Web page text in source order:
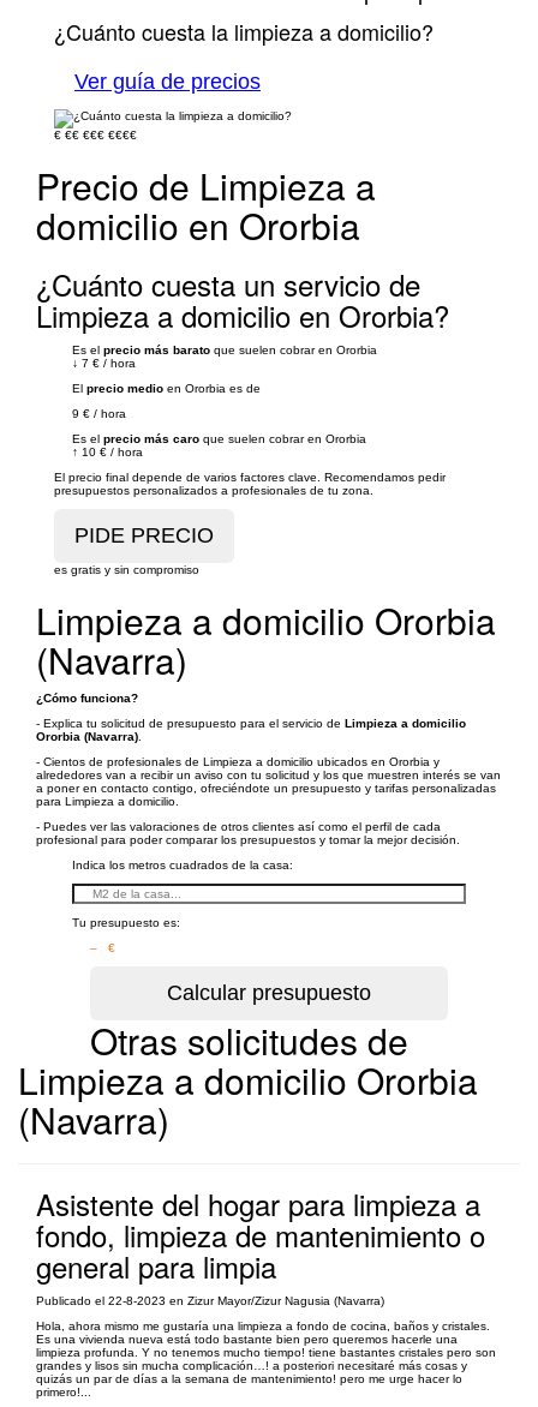
¿Cuánto cuesta la limpieza a domicilio?
Ver guía de precios
€ €€ €€€ €€€€
Precio de Limpieza a
domicilio en Ororbia
¿Cuánto cuesta un servicio de
Limpieza a domicilio en Ororbia?
Es el precio más barato que suelen cobrar en Ororbia
↓ 7 € / hora
El precio medio en Ororbia es de
9 € / hora
Es el precio más caro que suelen cobrar en Ororbia
↑ 10 € / hora
El precio final depende de varios factores clave. Recomendamos pedir
presupuestos personalizados a profesionales de tu zona.
es gratis y sin compromiso
Limpieza a domicilio Ororbia
(Navarra)
¿Cómo funciona?
- Explica tu solicitud de presupuesto para el servicio de Limpieza a domicilio
Ororbia (Navarra)
- Cientos de profesionales de Limpieza a domicilio ubicados en Ororbia y
alrededores van a recibir un aviso con tu solicitud y los que muestren interés se van
a poner en contacto contigo, ofreciéndote un presupuesto y tarifas personalizadas
para Limpieza a domicilio.
- Puedes ver las valoraciones de otros clientes así como el perfil de cada
profesional para poder comparar los presupuestos y tomar la mejor decisión.
Indica los metros cuadrados de la casa:
Tu presupuesto es:
– €
Otras solicitudes de
Limpieza a domicilio Ororbia
(Navarra)
Asistente del hogar para limpieza a
fondo, limpieza de mantenimiento o
general para limpia
Publicado el 22-8-2023 en Zizur Mayor/Zizur Nagusia (Navarra)
Hola, ahora mismo me gustaría una limpieza a fondo de cocina, baños y cristales.
Es una vivienda nueva está todo bastante bien pero queremos hacerle una
limpieza profunda. Y no tenemos mucho tiempo! tiene bastantes cristales pero son
grandes y lisos sin mucha complicación…! a posteriori necesitaré más cosas y
quizás un par de días a la semana de mantenimiento! pero me urge hacer lo
primero!...